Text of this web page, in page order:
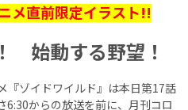
メ直前限定イラスト!!
始動する野望！
『ゾイドワイルド』は本日第17話
6:30からの放送を前に、月刊コロ